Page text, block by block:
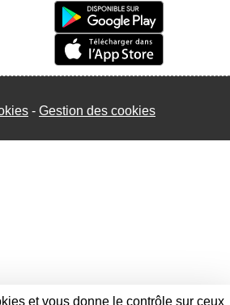
Gestion des cookies
et vous donne le contrôle sur ceux